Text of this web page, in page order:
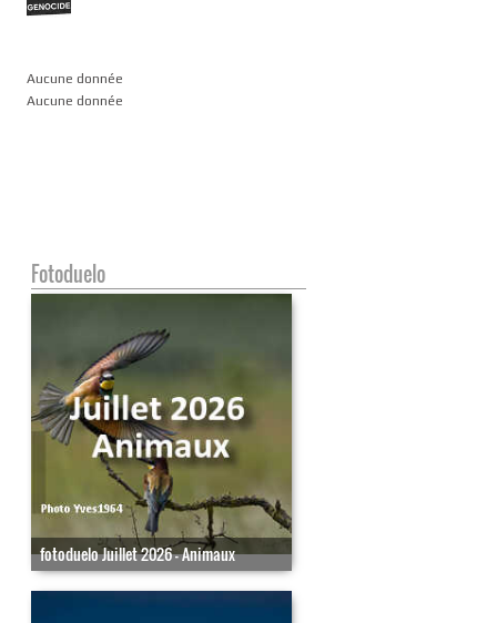
Aucune donnée
Aucune donnée
Fotoduelo
fotoduelo Juillet 2026 - Animaux